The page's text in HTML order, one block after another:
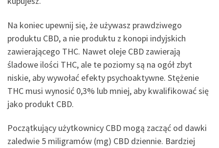
Na koniec upewnij się, że używasz prawdziwego
produktu CBD, a nie produktu z konopi indyjskich
zawierającego THC. Nawet oleje CBD zawierają
śladowe ilości THC, ale te poziomy są na ogół zbyt
niskie, aby wywołać efekty psychoaktywne. Stężenie
THC musi wynosić 0,3% lub mniej, aby kwalifikować się
jako produkt CBD.
Początkujący użytkownicy CBD mogą zacząć od dawki
zaledwie 5 miligramów (mg) CBD dziennie. Bardziej